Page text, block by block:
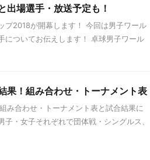
場選手・放送予定も！
プ2018が開幕します！ 今回は男子ワール
についてお伝えします！ 卓球男子ワール
果！組み合わせ・トーナメント表
み合わせ・トーナメント表と試合結果に
・女子それぞれで団体戦・シングルス、